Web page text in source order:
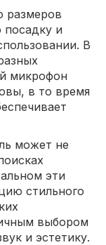
размеров
и
В
микрофон
в то время
может не
эти
стильного
выбором
и эстетику.